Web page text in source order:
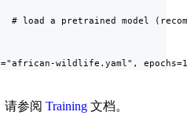
# load a pretrained model
wildlife.yaml",
请参阅 Training 文档。